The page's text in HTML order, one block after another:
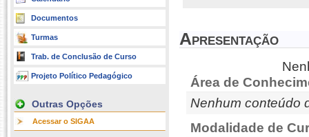
Documentos
Turmas
Trab. de Conclusão de Curso
Projeto Político Pedagógico
Outras Opções
Acessar o SIGAA
Apresentação
Área de
Nenhum conteúdo
Modalidade de